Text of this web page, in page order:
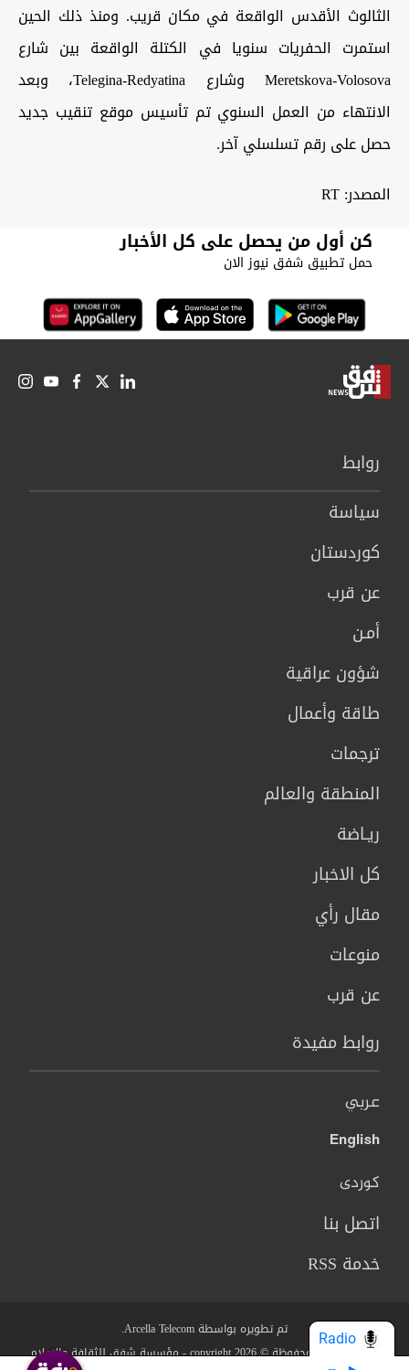
الثالوث الأقدس الواقعة في مكان قريب. ومنذ ذلك الحين
استمرت الحفريات سنويا في الكتلة الواقعة بين شارع
Meretskova-Volosova وشارع Telegina-Redyatina، وبعد
الانتهاء من العمل السنوي تم تأسيس موقع تنقيب جديد
حصل على رقم تسلسلي آخر.
المصدر: RT
كن أول من يحصل على كل الأخبار
حمل تطبيق شفق نيوز الان
روابط
سیاسة
كوردستان
عن قرب
أمـن
شؤون عراقية
طاقة وأعمال
ترجمات
المنطقة والعالم
ريـاضة
كل الاخبار
مقال رأي
منوعات
عن قرب
روابط مفيدة
عربي
English
کوردی
اتصل بنا
خدمة RSS
تم تطويره بواسطة Arcella Telecom.
جميع الحقوق محفوظة © copyright 2026 - مؤسسة شفق للثقافة والاعلام
Radio